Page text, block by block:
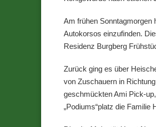
Am frühen Sonntagmorgen
Autokorsos einzufinden.
Residenz Burgberg
Zurück ging es über
von Zuschauern in
geschmückten Ami Pick-
„Podiums“platz die Familie